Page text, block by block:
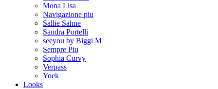
Mona Lisa
Navigazione piu
Sallie Sahne
Sandra Portelli
seeyou by Biggi M
Sempre Piu
Sophia Curvy
Verpass
Yoek
Looks